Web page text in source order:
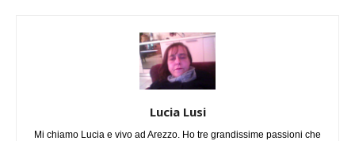
Lucia Lusi
Mi chiamo Lucia e vivo ad Arezzo. Ho tre grandissime passioni che